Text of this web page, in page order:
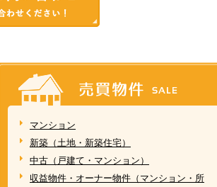
マンション
新築（土地・新築住宅）
中古（戸建て・マンション）
収益物件・オーナー物件（マンション・所